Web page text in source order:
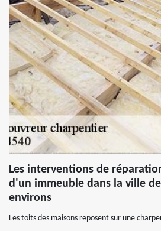
Les interventions de
d'un immeuble dans la ville
environs
Les toits des maisons reposent sur une